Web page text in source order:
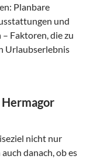
Planbare
und
Faktoren, die zu
Urlaubserlebnis
nicht nur
danach, ob es